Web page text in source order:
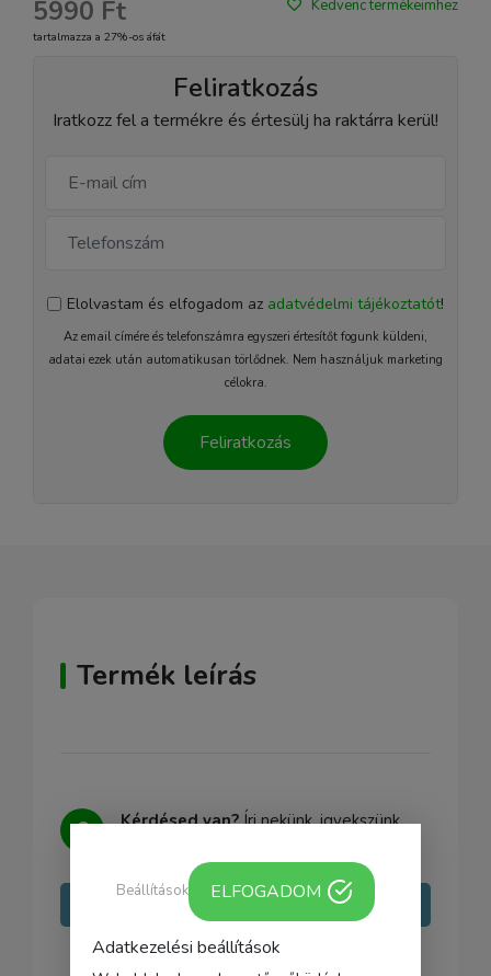
5990 Ft
tartalmazza a 27%-os áfát
Kedvenc termékeimhez
Feliratkozás
Iratkozz fel a termékre és értesülj ha raktárra kerül!
Elolvastam és elfogadom az adatvédelmi tájékoztatót!
Az email címére és telefonszámra egyszeri értesítőt fogunk küldeni,
adatai ezek után automatikusan törlődnek. Nem használjuk marketing
célokra.
Feliratkozás
Termék leírás
Kérdésed van?Írj nekünk, igyekszünk
Adatkezelési beállítások
Beállítások ELFOGADOM